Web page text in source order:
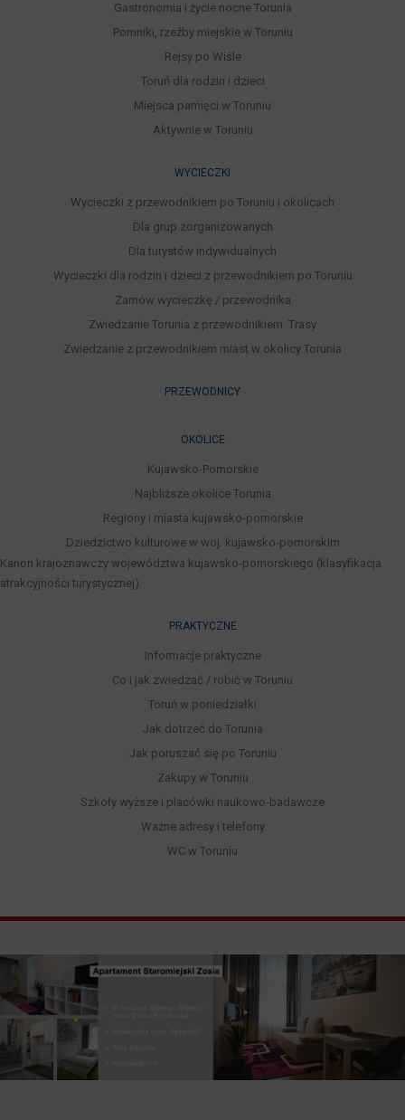
Gastronomia i życie nocne Torunia
Pomniki, rzeźby miejskie w Toruniu
Rejsy po Wiśle
Toruń dla rodzin i dzieci
Miejsca pamięci w Toruniu
Aktywnie w Toruniu
WYCIECZKI
Wycieczki z przewodnikiem po Toruniu i okolicach
Dla grup zorganizowanych
Dla turystów indywidualnych
Wycieczki dla rodzin i dzieci z przewodnikiem po Toruniu
Zamów wycieczkę / przewodnika
Zwiedzanie Torunia z przewodnikiem. Trasy
Zwiedzanie z przewodnikiem miast w okolicy Torunia
PRZEWODNICY
OKOLICE
Kujawsko-Pomorskie
Najbliższe okolice Torunia
Regiony i miasta kujawsko-pomorskie
Dziedzictwo kulturowe w woj. kujawsko-pomorskim
Kanon krajoznawczy województwa kujawsko-pomorskiego (klasyfikacja
atrakcyjności turystycznej)
PRAKTYCZNE
Informacje praktyczne
Co i jak zwiedzać / robić w Toruniu
Toruń w poniedziałki
Jak dotrzeć do Torunia
Jak poruszać się po Toruniu
Zakupy w Toruniu
Szkoły wyższe i placówki naukowo-badawcze
Ważne adresy i telefony
WC w Toruniu